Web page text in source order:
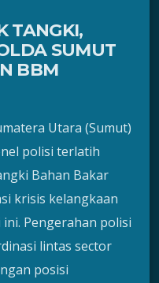
TANGKI,
SUMUT
BBM
Utara (Sumut)
polisi terlatih
Bahan Bakar
krisis kelangkaan
Pengerahan polisi
lintas sector
posisi